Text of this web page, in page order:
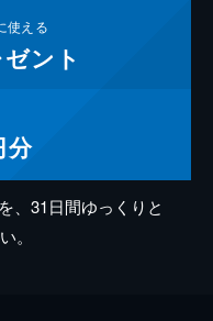
使える
ント
分
、31日間ゆっくりと
。